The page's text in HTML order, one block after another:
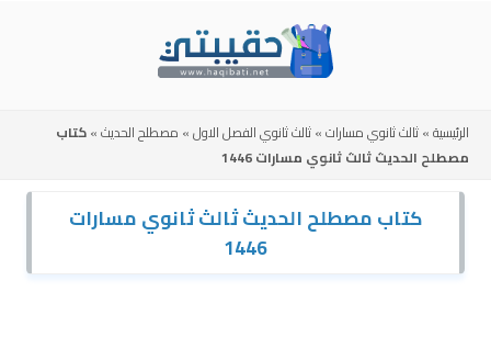
الرئيسية»ثالث ثانوي مسارات»ثالث ثانوي الفصل الاول» مصطلح الحديث»كتاب
مصطلح الحديث ثالث ثانوي مسارات 1446
كتاب مصطلح الحديث ثالث ثانوي مسارات
1446